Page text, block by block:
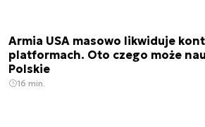
Armia USA masowo likwiduje
platformach. Oto czego może
Polskie
16 min.